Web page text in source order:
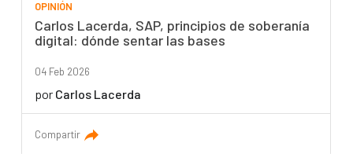
OPINIÓN
Carlos Lacerda, SAP, principios de soberanía
digital: dónde sentar las bases
04 Feb 2026
por Carlos Lacerda
Compartir